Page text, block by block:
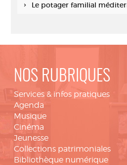
Le potager familial
NOS RUBRIQUES
Services & infos pratiques
Agenda
Musique
Cinéma
Jeunesse
Collections patrimoniales
Bibliothèque numérique